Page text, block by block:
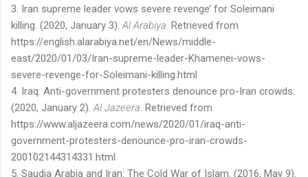
3. Iran supreme leader vows severe revenge’ for Soleimani
killing. (2020, January 3). Al Arabiya. Retrieved from
https://english.alarabiya.net/en/News/middle-
east/2020/01/03/Iran-supreme-leader-Khamenei-vows-
severe-revenge-for-Soleimani-killing.html
4. Iraq: Anti-government protesters denounce pro-Iran crowds.
(2020, January 2).Al Jazeera. Retrieved from
https://www.aljazeera.com/news/2020/01/iraq-anti-
government-protesters-denounce-pro-iran-crowds-
200102144314331.html
5. Saudia Arabia and Iran: The Cold War of Islam. (2016, May 9).